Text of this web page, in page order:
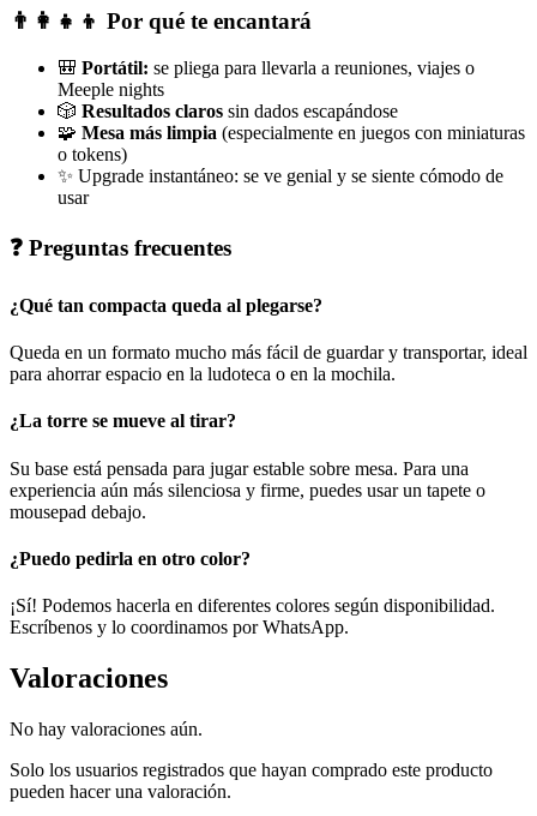
👨‍👩‍👧‍👦 Por qué te encantará
🎒 Portátil: se pliega para llevarla a reuniones, viajes o
Meeple nights
🎲 Resultados claros sin dados escapándose
🧩 Mesa más limpia (especialmente en juegos con miniaturas
o tokens)
✨ Upgrade instantáneo: se ve genial y se siente cómodo de
usar
❓ Preguntas frecuentes
¿Qué tan compacta queda al plegarse?
Queda en un formato mucho más fácil de guardar y transportar, ideal
para ahorrar espacio en la ludoteca o en la mochila.
¿La torre se mueve al tirar?
Su base está pensada para jugar estable sobre mesa. Para una
experiencia aún más silenciosa y firme, puedes usar un tapete o
mousepad debajo.
¿Puedo pedirla en otro color?
¡Sí! Podemos hacerla en diferentes colores según disponibilidad.
Escríbenos y lo coordinamos por WhatsApp.
Valoraciones
No hay valoraciones aún.
Solo los usuarios registrados que hayan comprado este producto
pueden hacer una valoración.